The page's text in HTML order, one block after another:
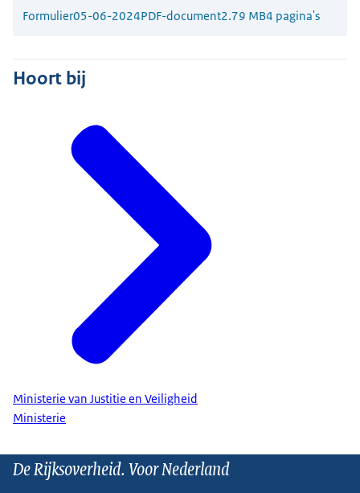
Formulier05-06-2024PDF-document2.79 MB4 pagina's
Hoort bij
Ministerie van Justitie en Veiligheid
Ministerie
De Rijksoverheid. Voor Nederland